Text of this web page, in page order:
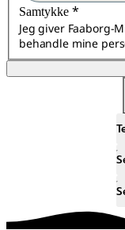
Samtykke *
Jeg giver Faaborg-
behandle mine